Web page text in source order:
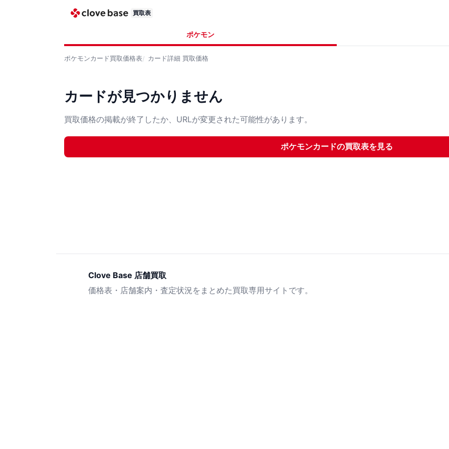
買取表
ポケモン
ポケモンカード買取価格表 カード詳細 買取価格
カードが見つかりません
買取価格の掲載が終了したか、URLが変更された可能性があります。
ポケモンカードの買取表を見る
Clove Base 店舗買取
価格表・店舗案内・査定状況をまとめた買取専用サイトです。